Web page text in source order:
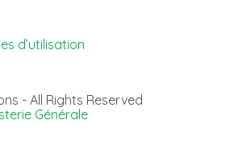
d’utilisation
- All Rights Reserved
Générale